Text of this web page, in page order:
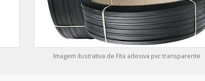
Imagem ilustrativa de Fita adesiva pvc transparente